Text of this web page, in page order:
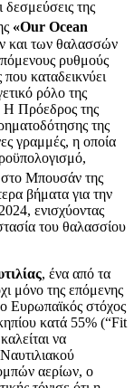
της
«Our Ocean
και των θαλασσών
ρυθμούς
καταδεικνύει
ρόλο της
Η Πρόεδρος της
της
γραμμές, η οποία
Μπουσάν της
βήματα για την
ενισχύοντας
του θαλασσίου
, ένα από τα
μόνο της επόμενης
ο Ευρωπαϊκός στόχος
κατά 55% (“Fit
να
αερίων, ο